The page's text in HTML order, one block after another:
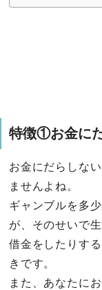
特徴①お金に
お金にだらしな
ませんよね。
ギャンブルを多
が、そのせいで
借金をしたりす
きです。
また、あなたに